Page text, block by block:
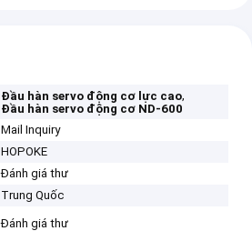
Đầu hàn servo động cơ lực cao,
Đầu hàn servo động cơ ND-600
Mail Inquiry
HOPOKE
Đánh giá thư
Trung Quốc
Đánh giá thư